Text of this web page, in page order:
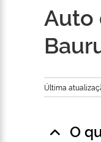
Auto
Última
O